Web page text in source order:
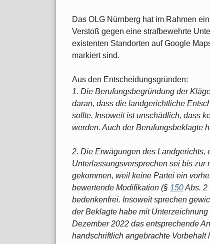
Das OLG Nürnberg hat im Rahmen
Verstoß gegen eine strafbewehrte
existenten Standorten auf Google
markiert sind.
Aus den Entscheidungsgründen:
1. Die Berufungsbegründung der
daran, dass die landgerichtliche
sollte. Insoweit ist unschädlich, dass
werden. Auch der Berufungsbeklagte
2. Die Erwägungen des Landgerichts,
Unterlassungsversprechen sei bis
gekommen, weil keine Partei ein
bewertende Modifikation (§ 150Abs. 2
bedenkenfrei. Insoweit sprechen
der Beklagte habe mit
Dezember 2022 das entsprechende
handschriftlich angebrachte